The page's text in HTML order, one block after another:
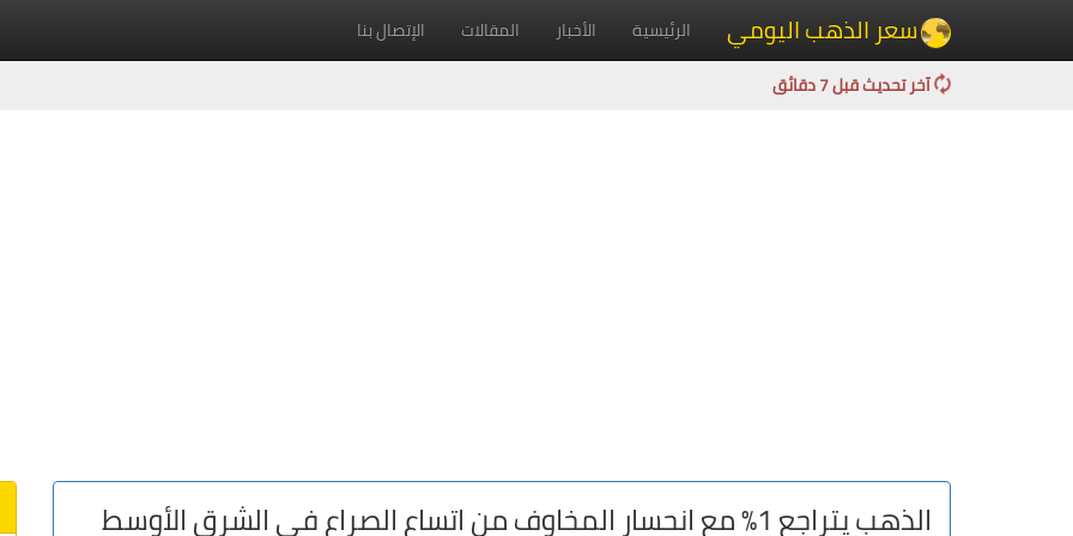
سعر الذهب اليومي الرئيسية الأخبار المقالات الإتصال بنا
آخر تحديث قبل 7 دقائق
الذهب يتراجع 1% مع انحسار المخاوف من اتساع الصراع في الشرق الأوسط